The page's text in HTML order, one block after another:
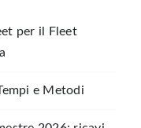
per il Fleet
e Metodi